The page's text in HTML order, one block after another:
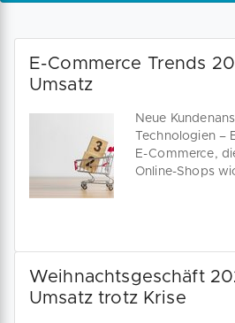
E-Commerce Trends
Umsatz
Neue
Technologien –
E-Commerce,
Online-Shops
Weihnachtsgeschäft
Umsatz trotz Krise